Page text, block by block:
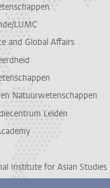
LUMC
and Global Affairs
Natuurwetenschappen
Leiden
Institute for Asian Studies